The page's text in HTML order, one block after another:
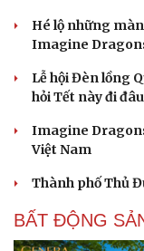
Hé lộ những
Imagine
Lễ hội Đèn lồng
hỏi Tết này đi
Imagine
Việt Nam
Thành phố Thủ
BẤT ĐỘNG